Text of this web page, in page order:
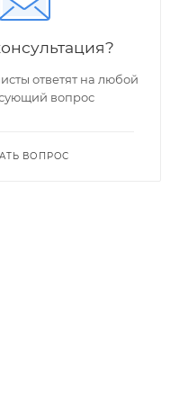
ответят на любой
вопрос
ВОПРОС